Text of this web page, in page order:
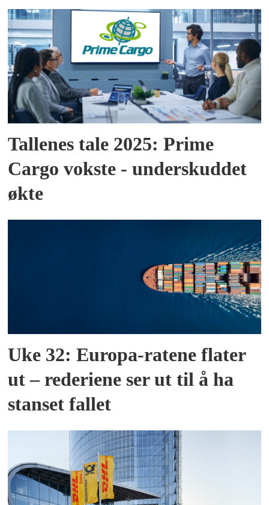
Tallenes tale 2025: Prime
Cargo vokste - underskuddet
økte
Uke 32: Europa-ratene flater
ut – rederiene ser ut til å ha
stanset fallet